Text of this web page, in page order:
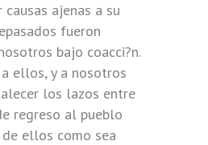
causas ajenas a su
fueron
bajo coacci?n.
ellos, y a nosotros
los lazos entre
regreso al pueblo
ellos como sea